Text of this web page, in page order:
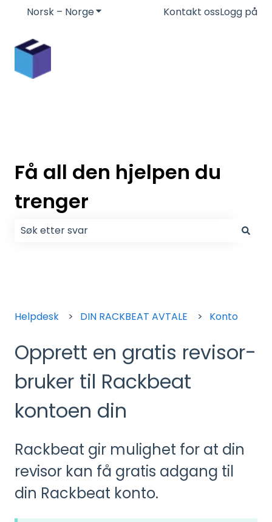
Norsk – NorgeVis undermeny for oversettelser
Kontakt ossLogg på
Få all den hjelpen du
trenger
Helpdesk DIN RACKBEAT AVTALE Konto
Opprett en gratis revisor-
bruker til Rackbeat
kontoen din
Rackbeat gir mulighet for at din
revisor kan få gratis adgang til
din Rackbeat konto.